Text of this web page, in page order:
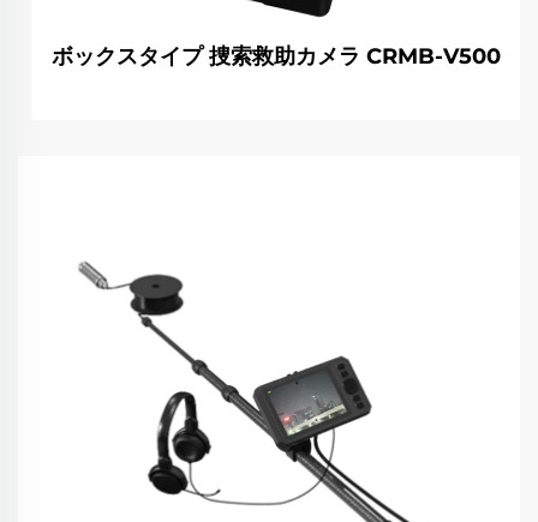
ボックスタイプ 捜索救助カメラ CRMB-V500